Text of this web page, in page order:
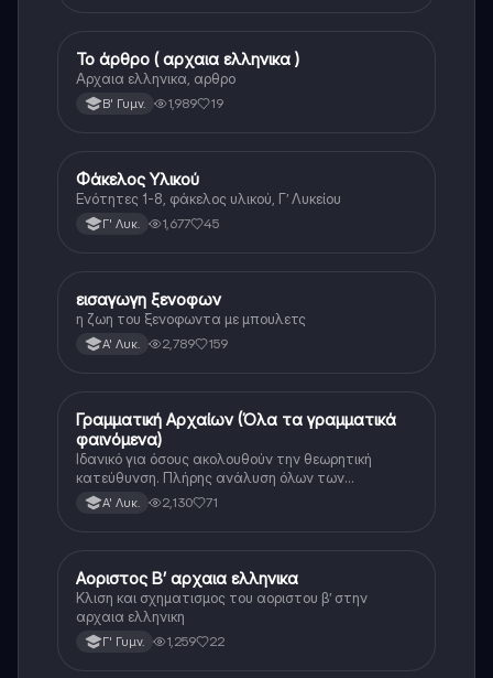
Αρχαία Ελληνικά
Το άρθρο ( αρχαια ελληνικα )
Αρχαια ελληνικα, αρθρο
Β' Γυμν. 1,989 19
Αρχαία Ελληνικά
Φάκελος Υλικού
Ενότητες 1-8, φάκελος υλικού, Γ’ Λυκείου
Γ' Λυκ. 1,677 45
Αρχαία Ελληνικά
εισαγωγη ξενοφων
η ζωη του ξενοφωντα με μπουλετς
Α' Λυκ. 2,789 159
Αρχαία Ελληνικά
Γραμματική Αρχαίων (Όλα τα γραμματικά
φαινόμενα)
Ιδανικό για όσους ακολουθούν την θεωρητική
κατεύθυνση. Πλήρης ανάλυση όλων των
γραμματικών φαινομένων της αρχαίας Ελληνικής.
Α' Λυκ. 2,130 71
Αρχαία Ελληνικά
Αοριστος Β’ αρχαια ελληνικα
Κλιση και σχηματισμος του αοριστου β’ στην
αρχαια ελληνικη
Γ' Γυμν. 1,259 22